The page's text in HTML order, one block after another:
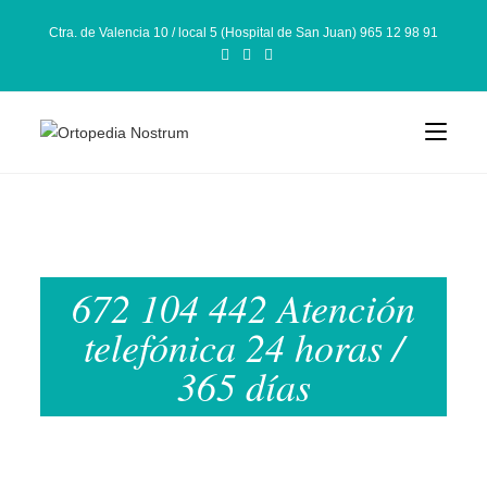
Ctra. de Valencia 10 / local 5 (Hospital de San Juan) 965 12 98 91
672 104 442 Atención
telefónica 24 horas /
365 días